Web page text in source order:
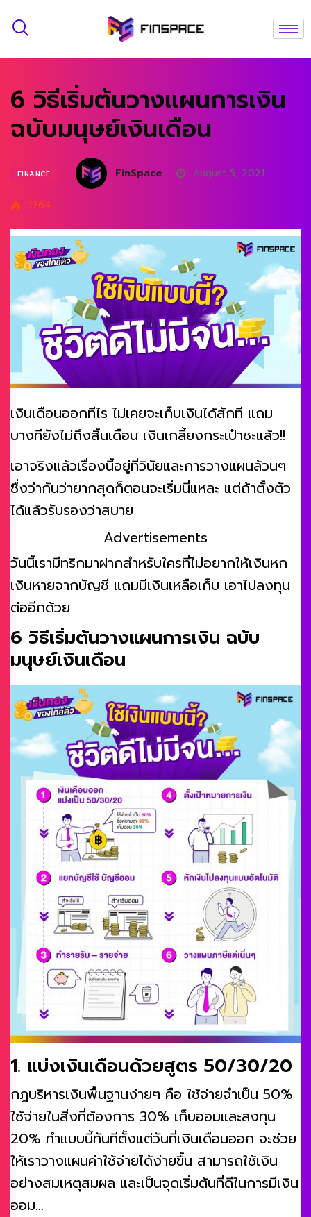
6 วิธีเริ่มต้นวางแผนการเงิน
ฉบับมนุษย์เงินเดือน
FINANCE FinSpace August 5, 2021
1764
เงินเดือนออกทีไร ไม่เคยจะเก็บเงินได้สักที แถม
บางทียังไม่ถึงสิ้นเดือน เงินเกลี้ยงกระเป๋าซะแล้ว!!
เอาจริงแล้วเรื่องนี้อยู่ที่วินัยและการวางแผนล้วนๆ
ซึ่งว่ากันว่ายากสุดก็ตอนจะเริ่มนี่แหละ แต่ถ้าตั้งตัว
ได้แล้วรับรองว่าสบาย
Advertisements
วันนี้เรามีทริกมาฝากสำหรับใครที่ไม่อยากให้เงินหก
เงินหายจากบัญชี แถมมีเงินเหลือเก็บ เอาไปลงทุน
ต่ออีกด้วย
6 วิธีเริ่มต้นวางแผนการเงิน ฉบับ
มนุษย์เงินเดือน
1. แบ่งเงินเดือนด้วยสูตร 50/30/20
กฎบริหารเงินพื้นฐานง่ายๆ คือ ใช้จ่ายจำเป็น 50%
ใช้จ่ายในสิ่งที่ต้องการ 30% เก็บออมและลงทุน
20% ทำแบบนี้ทันทีตั้งแต่วันที่เงินเดือนออก จะช่วย
ให้เราวางแผนค่าใช้จ่ายได้ง่ายขึ้น สามารถใช้เงิน
อย่างสมเหตุสมผล และเป็นจุดเริ่มต้นที่ดีในการมีเงิน
ออม…